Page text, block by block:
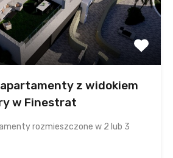
z widokiem
w Finestrat
rozmieszczone w 2 lub 3